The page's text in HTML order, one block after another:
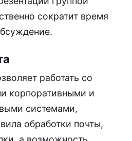
сократит время
работать со
корпоративными и
системами,
обработки почты,